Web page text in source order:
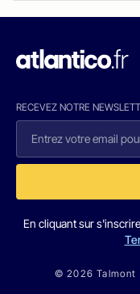
RECEVEZ NOTRE
En cliquant sur
© 2026 Talmont